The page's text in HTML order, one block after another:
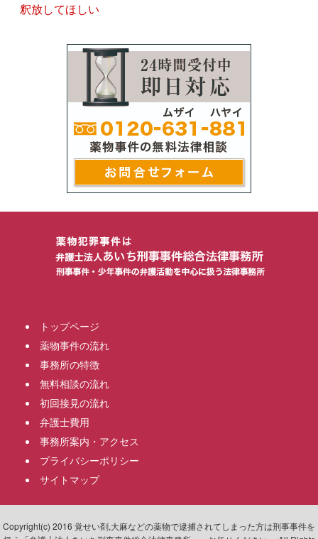
釈放してほしい
トップページ
薬物事件の流れ
事務所の特徴
無料相談の流れ
初回接見の流れ
弁護士費用
事務所案内・アクセス
プライバシーポリシー
サイトマップ
Copyright(c) 2016 覚せい剤,大麻などの薬物で逮捕されてしまった方は刑事事件を